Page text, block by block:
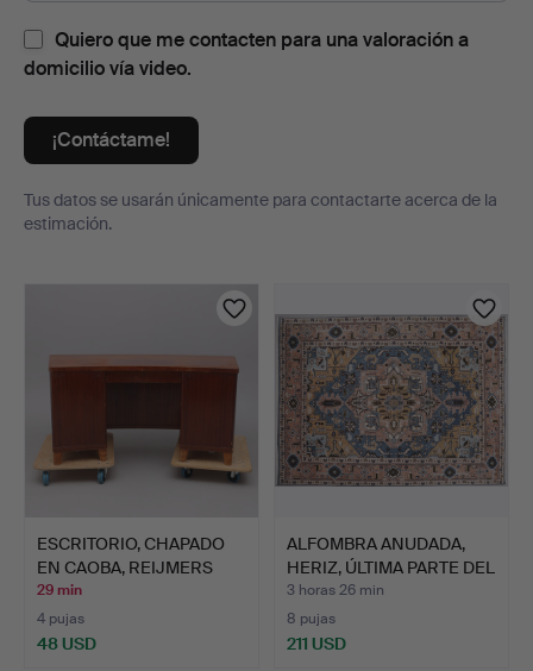
Quiero que me contacten para una valoración a
domicilio vía video.
¡Contáctame!
Tus datos se usarán únicamente para contactarte acerca de la
estimación.
ESCRITORIO, CHAPADO
EN CAOBA, REIJMERS
MÖB…
29 min
4 pujas
48 USD
ALFOMBRA ANUDADA,
HERIZ, ÚLTIMA PARTE DEL
…
3 horas 26 min
8 pujas
211 USD